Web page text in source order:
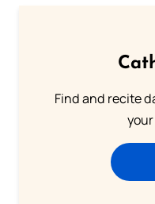
Find and recite